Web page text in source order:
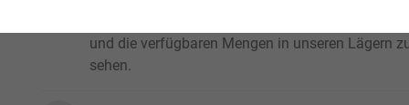
und die verfügbaren Mengen in unseren Lägern
sehen.